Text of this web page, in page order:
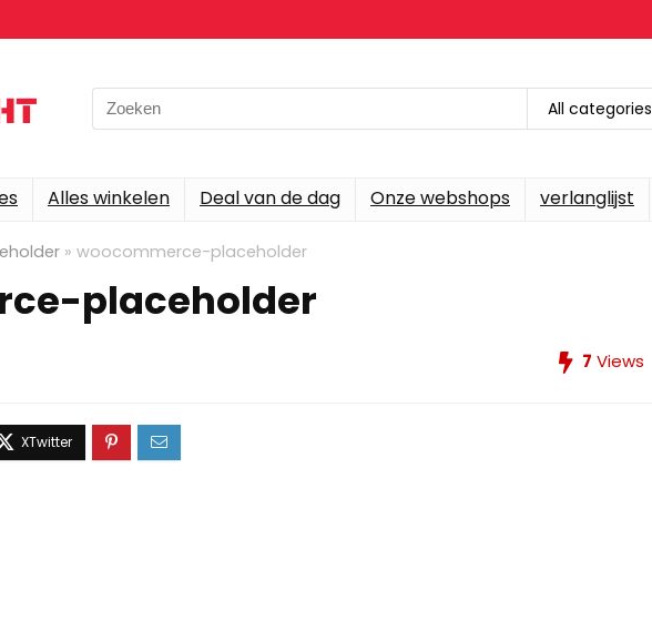
Search
for:
All categories
Alles winkelen Deal van de dag Onze webshops verlanglijst
» woocommerce-placeholder
placeholder
7 Views